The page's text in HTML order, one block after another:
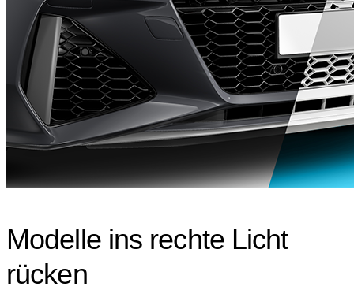
Modelle ins rechte Licht
rücken